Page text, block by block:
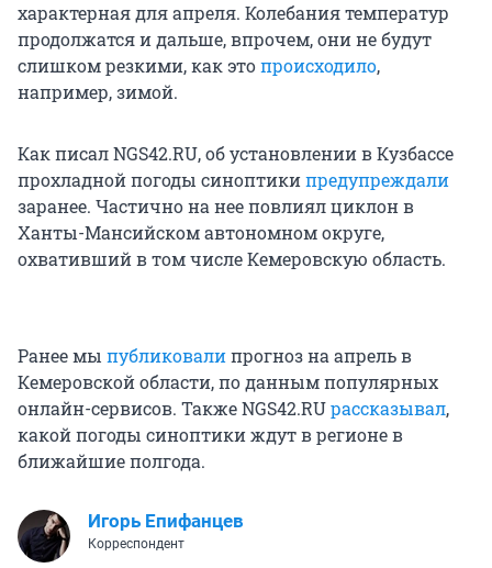
характерная для апреля. Колебания температур
продолжатся и дальше, впрочем, они не будут
слишком резкими, как этопроисходило,
например, зимой.
Как писал NGS42.RU, об установлении в Кузбассе
прохладной погоды синоптикипредупреждали
заранее. Частично на нее повлиял циклон в
Ханты-Мансийском автономном округе,
охвативший в том числе Кемеровскую область.
Ранее мы публиковалипрогноз на апрель в
Кемеровской области, по данным популярных
онлайн-сервисов. Также NGS42.RUрассказывал,
какой погоды синоптики ждут в регионе в
ближайшие полгода.
Игорь Епифанцев
Корреспондент